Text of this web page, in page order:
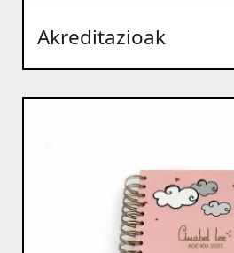
Akreditazioak